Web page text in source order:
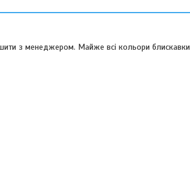
з менеджером. Майже всі кольори блискавки